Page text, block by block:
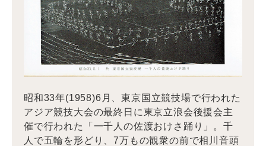
昭和33年(1958)6月、東京国立競技場で行われた
アジア競技大会の最終日に東京立浪会後援会主
催で行われた「一千人の佐渡おけさ踊り」。千
人で五輪を形どり、7万もの観衆の前で相川音頭